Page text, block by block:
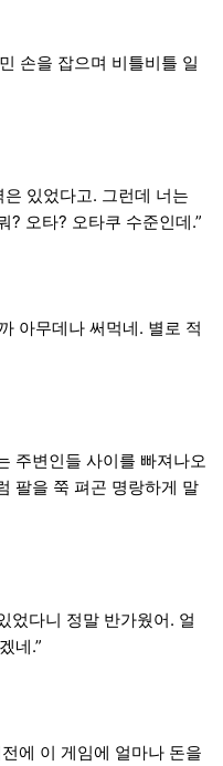
손을 잡으며 비틀비틀 일
있었다고. 그런데 너는
오타? 오타쿠 수준인데.”
아무데나 써먹네. 별로 적
주변인들 사이를 빠져나오
팔을 쭉 펴곤 명랑하게 말
었다니 정말 반가웠어. 얼
네.”
에 이 게임에 얼마나 돈을